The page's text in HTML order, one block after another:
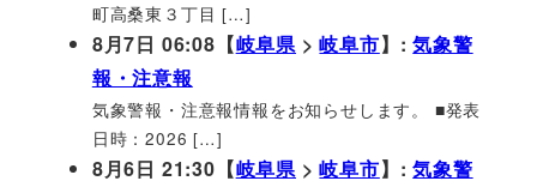
町高桑東３丁目 […]
8月7日 06:08【岐阜県 >岐阜市】:気象警
報・注意報
気象警報・注意報情報をお知らせします。 ■発表
日時：2026 […]
8月6日 21:30【岐阜県 >岐阜市】:気象警